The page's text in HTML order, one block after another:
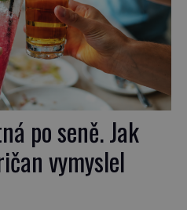
po seně. Jak
vymyslel